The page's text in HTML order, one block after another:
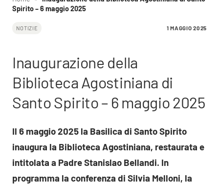
Spirito – 6 maggio 2025
NOTIZIE 1 MAGGIO 2025
Inaugurazione della
Biblioteca Agostiniana di
Santo Spirito – 6 maggio 2025
Il 6 maggio 2025 la Basilica di Santo Spirito
inaugura la Biblioteca Agostiniana, restaurata e
intitolata a Padre Stanislao Bellandi. In
programma la conferenza di Silvia Melloni, la